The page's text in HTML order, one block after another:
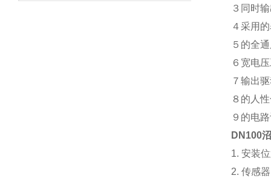
３同时
４采用
５的全
６宽电
７输出
８的人
９的电
DN100
1. 安装
2. 传感